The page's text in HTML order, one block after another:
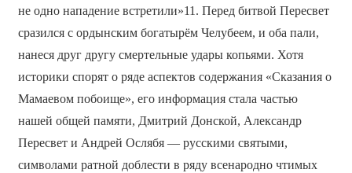
не одно нападение встретили»11. Перед битвой Пересвет
сразился с ордынским богатырём Челубеем, и оба пали,
нанеся друг другу смертельные удары копьями. Хотя
историки спорят о ряде аспектов содержания «Сказания о
Мамаевом побоище», его информация стала частью
нашей общей памяти, Дмитрий Донской, Александр
Пересвет и Андрей Ослябя — русскими святыми,
символами ратной доблести в ряду всенародно чтимых